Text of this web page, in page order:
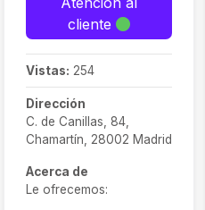
Presupuesto
gratuito online o
Disponibilidad las
24 h, contacto
directo por
WhatsApp o
03 34)
cliente
Vistas: 254
Dirección
C. de Canillas, 84,
Chamartín, 28002 Madrid
Acerca de
Le ofrecemos: